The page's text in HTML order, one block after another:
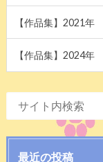
【作品集】2021年
【作品集】2024年
最近の投稿